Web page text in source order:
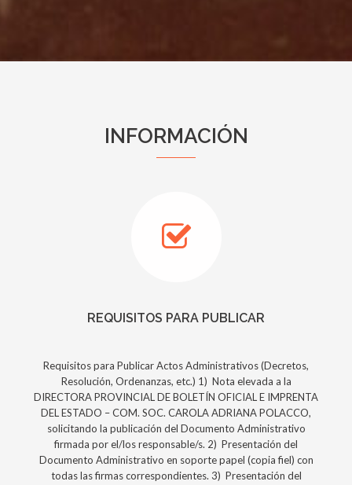
INFORMACIÓN
REQUISITOS PARA PUBLICAR
Requisitos para Publicar Actos Administrativos (Decretos,
Resolución, Ordenanzas, etc.) 1) Nota elevada a la
DIRECTORA PROVINCIAL DE BOLETÍN OFICIAL E IMPRENTA
DEL ESTADO – COM. SOC. CAROLA ADRIANA POLACCO,
solicitando la publicación del Documento Administrativo
firmada por el/los responsable/s. 2) Presentación del
Documento Administrativo en soporte papel (copia fiel) con
todas las firmas correspondientes. 3) Presentación del